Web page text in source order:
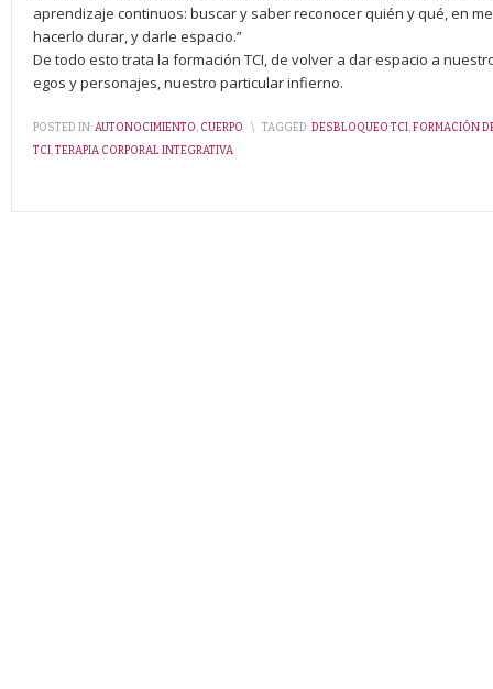
aprendizaje continuos: buscar y saber reconocer quién y qué, en
hacerlo durar, y darle espacio.”
De todo esto trata la formación TCI, de volver a dar espacio a
egos y personajes, nuestro particular infierno.
POSTED IN:AUTONOCIMIENTO, CUERPO \ TAGGED:DESBLOQUEO TCI,FORMACIÓN
TCI,TERAPIA CORPORAL INTEGRATIVA